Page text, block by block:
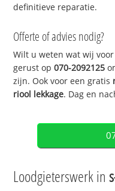
definitieve reparatie.
Offerte of advies nodig?
Wilt u weten wat wij
gerust op070-2092125
zijn. Ook voor een gratis
riool lekkage. Dag en
Loodgieterswerk in